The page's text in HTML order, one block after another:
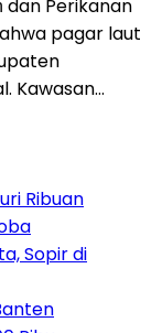
dan Perikanan
pagar laut
Kawasan…
Ribuan
Sopir di